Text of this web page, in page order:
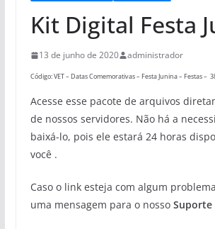
Kit Digital Festa
13 de junho de 2020 administrador
Código: VET – Datas Comemorativas – Festa Junina – Festas –
Acesse esse pacote de arquivos
de nossos servidores. Não há a
baixá-lo, pois ele estará 24 horas
você .
Caso o link esteja com algum
uma mensagem para o nosso Suporte